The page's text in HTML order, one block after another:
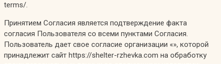
terms/.
Принятием Согласия является подтверждение факта
согласия Пользователя со всеми пунктами Согласия.
Пользователь дает свое согласие организации «», которой
принадлежит сайт https://shelter-rzhevka.com на обработку